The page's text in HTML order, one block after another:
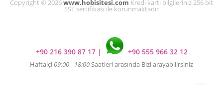
Copyright © 2026www.hobisitesi.com Kredi kartı bilgileriniz 256 bit
SSL sertifikası ile korunmaktadır
+90 216 390 87 17 | +90 555 966 32 12
Haftaiçi 09:00 - 18:00Saatleri arasında Bizi arayabilirsiniz